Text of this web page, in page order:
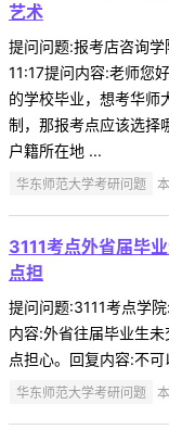
艺术
提问问题:报考店咨询
11:17提问内容:老师您
的学校毕业，想考华师
制，那报考点应该选择
户籍所在地 ...
华东师范大学考研问题
3111考点外省届毕
点担
提问问题:3111考点学
内容:外省往届毕业生
点担心。回复内容:不可
华东师范大学考研问题